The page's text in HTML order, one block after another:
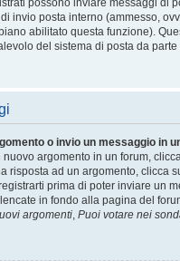
possono inviare messaggi di
invio posta interno (ammesso,
abilitato questa funzione).
del sistema di posta da
o invio un messaggio in
argomento in un forum,
risposta ad un argomento, clicca
prima di poter inviare un
in fondo alla pagina del
argomenti, Puoi votare nei